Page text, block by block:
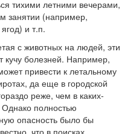
тихими летними вечерами,
занятии (например,
и т.п.
с животных на людей, эти
кучу болезней. Например,
привести к летальному
да еще в городской
реже, чем в каких-
Однако полностью
опасность было бы
что в поисках